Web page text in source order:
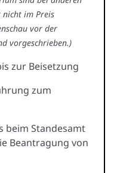
nicht im Preis
vor der
vorgeschrieben.)
zur Beisetzung
zum
beim Standesamt
Beantragung von